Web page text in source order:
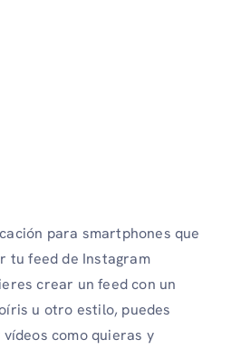
para smartphones que
tu feed de Instagram
crear un feed con un
u otro estilo, puedes
como quieras y